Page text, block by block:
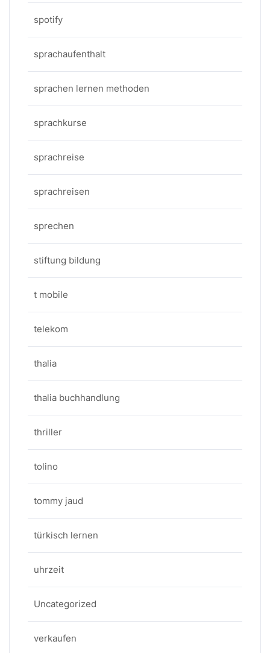
spotify
sprachaufenthalt
sprachen lernen methoden
sprachkurse
sprachreise
sprachreisen
sprechen
stiftung bildung
t mobile
telekom
thalia
thalia buchhandlung
thriller
tolino
tommy jaud
türkisch lernen
uhrzeit
Uncategorized
verkaufen